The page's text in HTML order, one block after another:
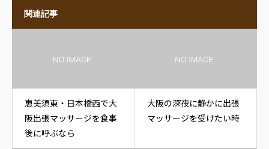
関連記事
恵美須東・日本橋西で大
阪出張マッサージを食事
後に呼ぶなら
大阪の深夜に静かに出張
マッサージを受けたい時